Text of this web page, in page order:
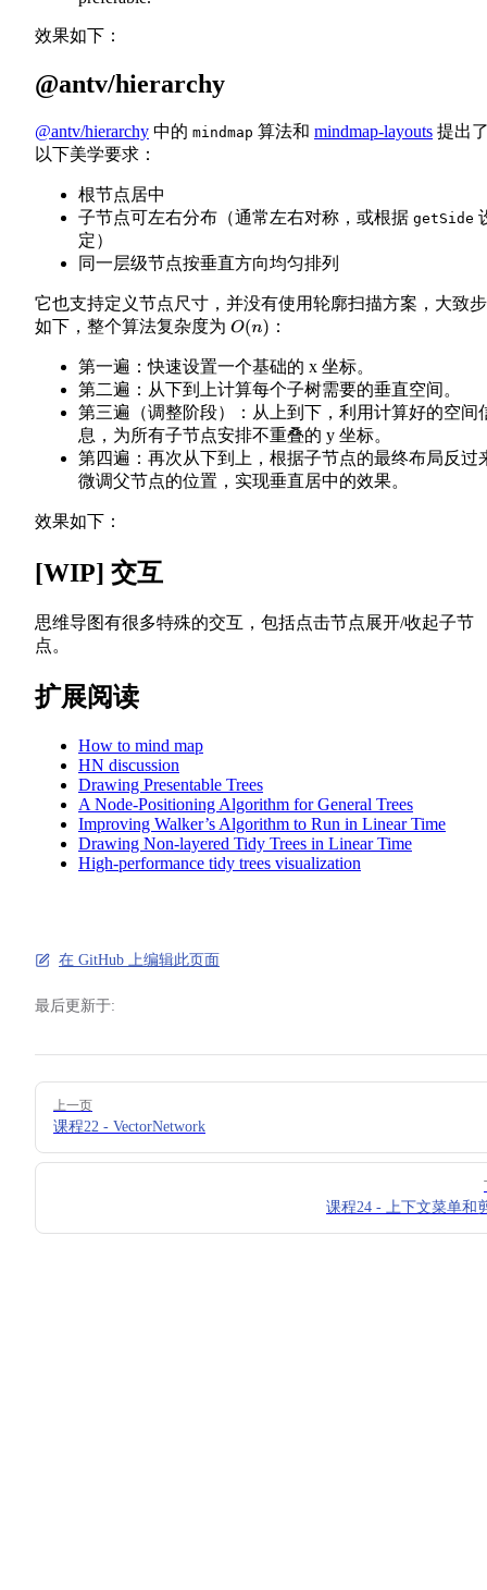
效果如下：
@antv/hierarchy
@antv/hierarchy 中的 mindmap 算法和 mindmap-layouts 提出
以下美学要求：
根节点居中
子节点可左右分布（通常左右对称，或根据 getSide
定）
同一层级节点按垂直方向均匀排列
它也支持定义节点尺寸，并没有使用轮廓扫描方案，大致
如下，整个算法复杂度为 O(n) ：
第一遍：快速设置一个基础的 x 坐标。
第二遍：从下到上计算每个子树需要的垂直空间。
第三遍（调整阶段）：从上到下，利用计算好的空间
息，为所有子节点安排不重叠的 y 坐标。
第四遍：再次从下到上，根据子节点的最终布局反过
微调父节点的位置，实现垂直居中的效果。
效果如下：
[WIP] 交互
思维导图有很多特殊的交互，包括点击节点展开/收起子节
点。
扩展阅读
How to mind map
HN discussion
Drawing Presentable Trees
A Node-Positioning Algorithm for General Trees
Improving Walker’s Algorithm to Run in Linear Time
Drawing Non-layered Tidy Trees in Linear Time
High-performance tidy trees visualization
在 GitHub 上编辑此页面
最后更新于:
Pager
上一页
课程22 - VectorNetwork
课程24 - 上下文菜单和